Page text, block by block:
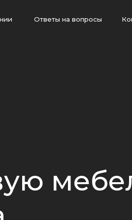
Контакты
на вопросы
мебель
Контакты